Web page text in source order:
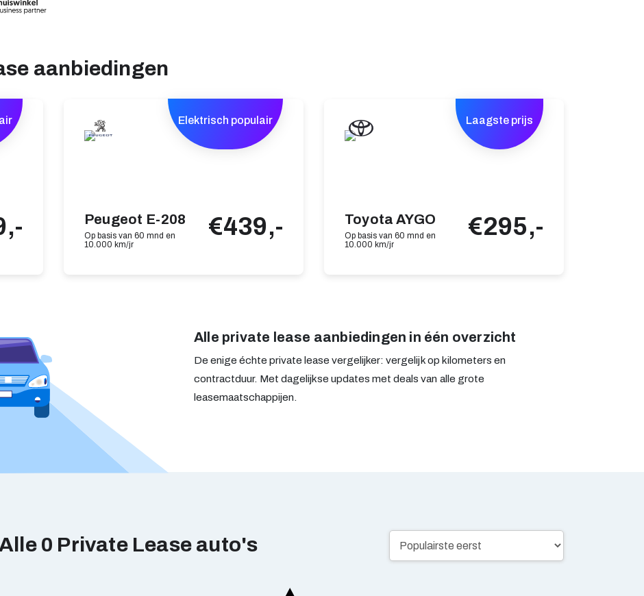
aanbiedingen
Elektrisch populair
Peugeot E-208
Op basis van 60 mnd en
10.000 km/jr
€439,-
Laagste prijs
Toyota AYGO
Op basis van 60 mnd en
10.000 km/jr
€295,-
Alle private lease aanbiedingen in één overzicht
De enige échte private lease vergelijker: vergelijk op kilometers en
contractduur. Met dagelijkse updates met deals van alle grote
leasemaatschappijen.
0 Private Lease auto's